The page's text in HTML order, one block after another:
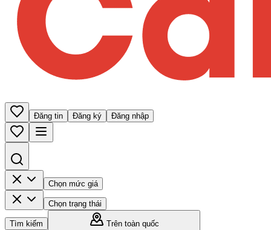
Đăng tin Đăng ký Đăng nhập
Chọn mức giá
Chọn trạng thái
Tìm kiếm
Trên toàn quốc